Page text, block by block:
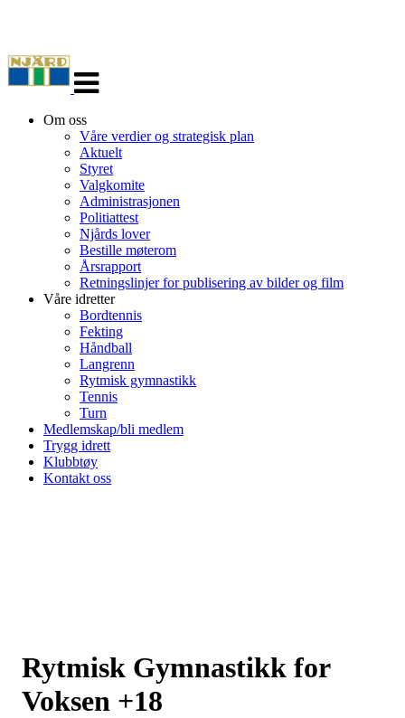
navigasjon
Om oss
Våre verdier og strategisk plan
Aktuelt
Styret
Valgkomite
Administrasjonen
Politiattest
Njårds lover
Bestille møterom
Årsrapport
Retningslinjer for publisering av bilder og film
Våre idretter
Bordtennis
Fekting
Håndball
Langrenn
Rytmisk gymnastikk
Tennis
Turn
Medlemskap/bli medlem
Trygg idrett
Klubbtøy
Kontakt oss
Rytmisk Gymnastikk for
Voksen +18